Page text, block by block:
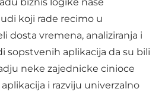
koji rade recimo u
dosta vremena, analiziranja i
sopstvenih aplikacija da su bili
neke zajednicke cinioce
i razviju univerzalno